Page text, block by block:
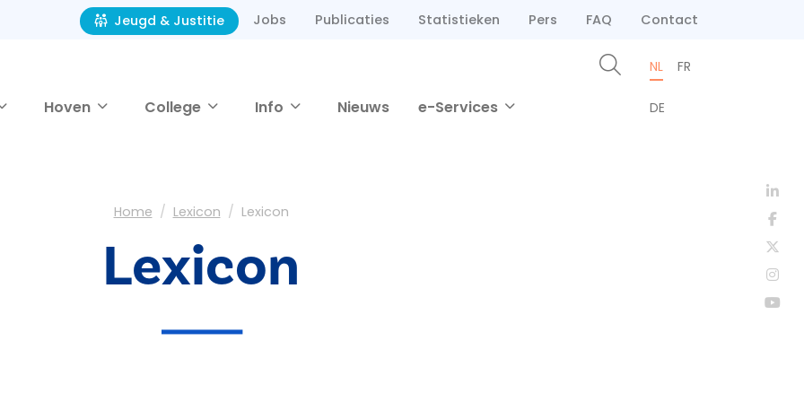
Jeugd & Justitie Jobs Publicaties Statistieken Pers FAQ Contact
Hoven College Info Nieuws e-Services
NL FR
DE
Home Lexicon Lexicon
Lexicon